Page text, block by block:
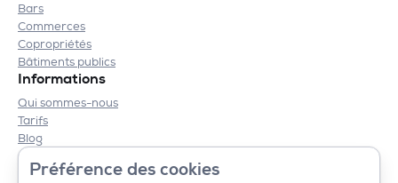
Préférence des cookies
Bars
Commerces
Copropriétés
Bâtiments publics
Informations
Qui sommes-nous
Tarifs
Blog
Contact
Mentions légales